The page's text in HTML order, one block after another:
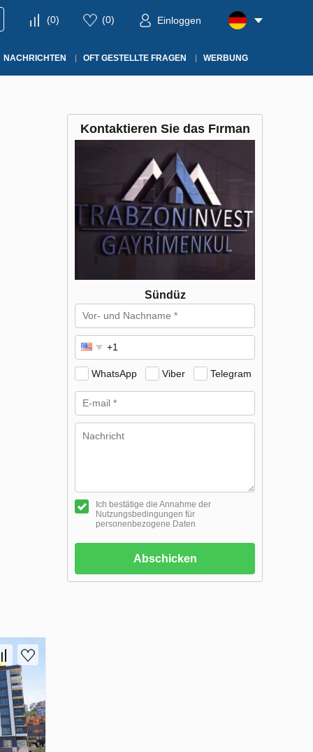
(0) (0) Einloggen
NACHRICHTEN OFT GESTELLTE FRAGEN WERBUNG
Kontaktieren Sie das Fırman
Sündüz
WhatsApp Viber Telegram
Ich bestätige die Annahme der
Nutzungsbedingungen für
personenbezogene Daten
Abschicken